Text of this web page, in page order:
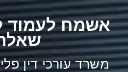
אשמח לעמוד
משרד עורכי דין